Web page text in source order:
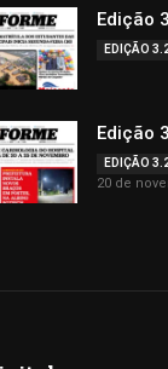
Edição
EDIÇÃO
Edição
EDIÇÃO
20 de